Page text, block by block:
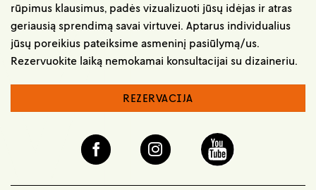
rūpimus klausimus, padės vizualizuoti jūsų idėjas ir atras
geriausią sprendimą savai virtuvei. Aptarus individualius
jūsų poreikius pateiksime asmeninį pasiūlymą/us.
Rezervuokite laiką nemokamai konsultacijai su dizaineriu.
REZERVACIJA